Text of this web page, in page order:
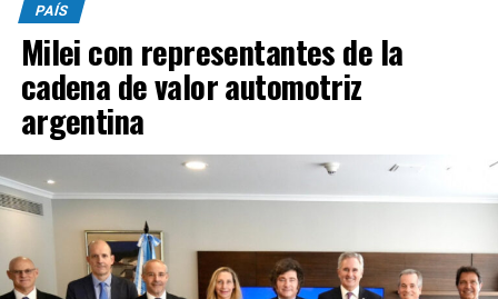
PAÍS
Milei con representantes de la
cadena de valor automotriz
argentina